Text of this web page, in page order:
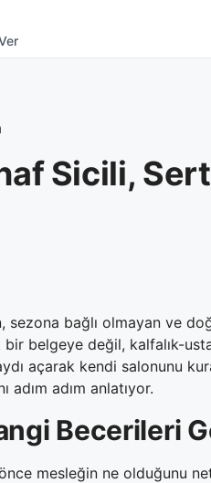
Sicili,
sezona bağlı olmayan ve
belgeye değil, kalfalık-
açarak kendi salonunu
adım adım anlatıyor.
Becerileri
mesleğin ne olduğunu